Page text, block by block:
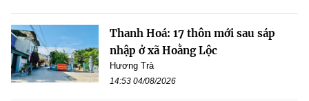
Thanh Hoá: 17 thôn mới sau sáp
nhập ở xã Hoằng Lộc
Hương Trà
14:53 04/08/2026